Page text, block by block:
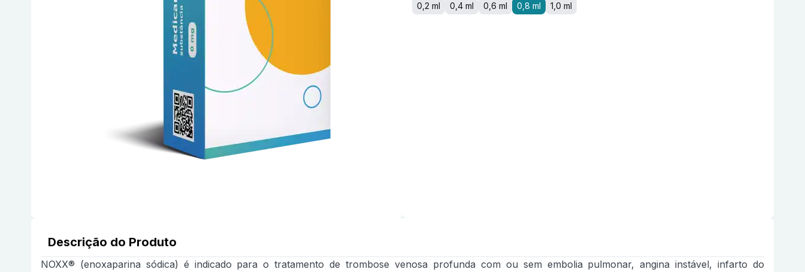
0,2 ml
0,4 ml 0,6 ml 0,8 ml 1,0 ml
Descrição do Produto
NOXX® (enoxaparina sódica) é indicado para o tratamento de trombose venosa profunda com ou sem embolia pulmonar, angina instável, infarto do